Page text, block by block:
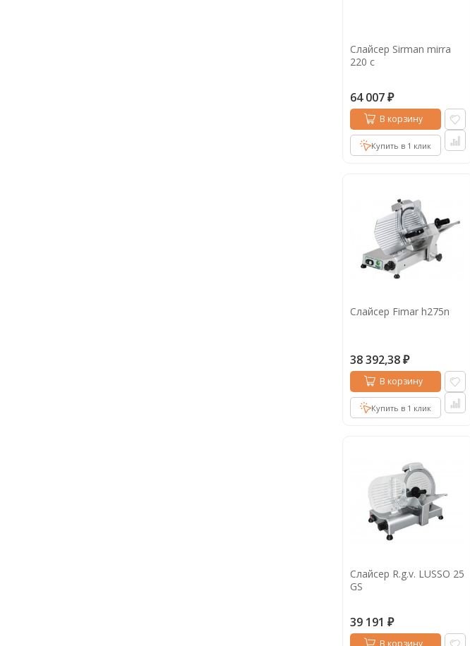
Слайсер Sirman mirra
220 c
64 007 ₽
В корзину
Купить в 1 клик
Слайсер Fimar h275n
38 392,38 ₽
В корзину
Купить в 1 клик
Слайсер R.g.v. LUSSO 25
GS
39 191 ₽
В корзину